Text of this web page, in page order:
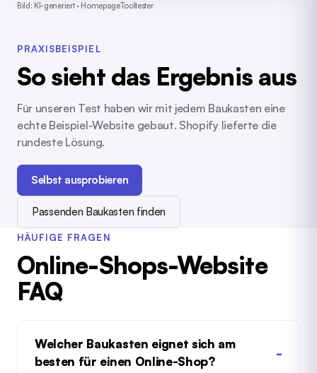
Bild: KI-generiert · HomepageTooltester
PRAXISBEISPIEL
So sieht das Ergebnis aus
Für unseren Test haben wir mit jedem Baukasten eine
echte Beispiel-Website gebaut. Shopify lieferte die
rundeste Lösung.
Selbst ausprobieren
Passenden Baukasten finden
HÄUFIGE FRAGEN
Online-Shops-Website
FAQ
Welcher Baukasten eignet sich am
besten für einen Online-Shop?